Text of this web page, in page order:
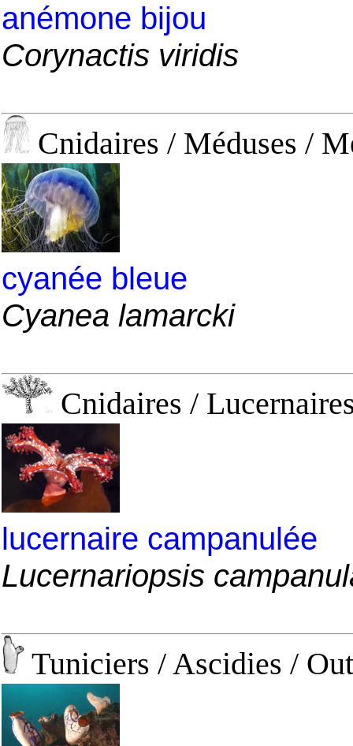
anémone bijou
Corynactis viridis
Cnidaires / Méduses /
cyanée bleue
Cyanea lamarcki
Cnidaires /
lucernaire campanulée
Lucernariopsis
Tuniciers / Ascidies /